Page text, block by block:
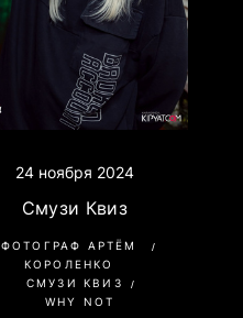
24 ноября 2024
Смузи Квиз
ФОТОГРАФ АРТЁМ
КОРОЛЕНКО
СМУЗИ КВИЗ
WHY NOT